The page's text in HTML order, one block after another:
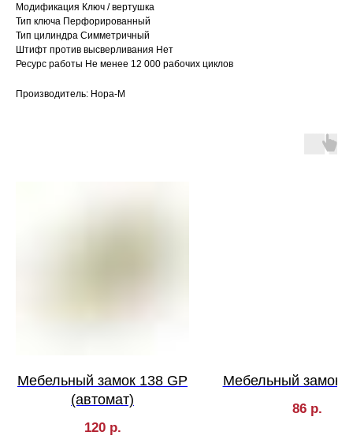
Модификация Ключ / вертушка
Тип ключа Перфорированный
Тип цилиндра Симметричный
Штифт против высверливания Нет
Ресурс работы Не менее 12 000 рабочих циклов
Производитель: Нора-М
Мебельный замок 138 GP
(автомат)
120 р.
Мебельный замок
86 р.